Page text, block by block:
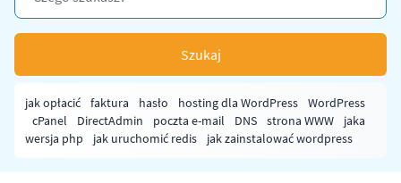
Szukaj
jak opłacić faktura hasło hosting dla WordPress
WordPress
cPanel
DirectAdmin poczta e-mail DNS strona WWW
jaka
wersja php
jak uruchomić redis jak zainstalować wordpress